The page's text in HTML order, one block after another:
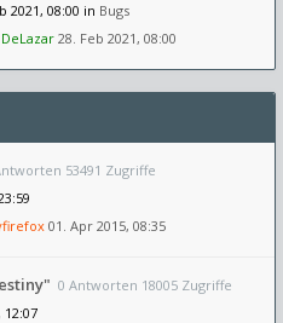
2021, 08:00 in Bugs
28. Feb 2021, 08:00
53491 Zugriffe
01. Apr 2015, 08:35
0 Antworten 18005 Zugriffe
12:07